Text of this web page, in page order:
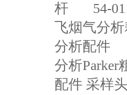
杆
54-
飞烟气分
分析配件
分析Parker
配件 采样